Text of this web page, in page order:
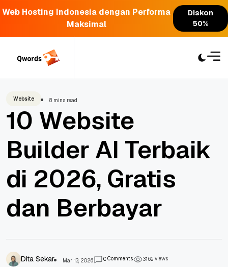
Web Hosting Indonesia dengan Performa
Maksimal
Diskon
50%
Website 8 mins read
10 Website
Builder AI Terbaik
di 2026, Gratis
dan Berbayar
Dita Sekar Mar 13, 2026 0Comments 3162views